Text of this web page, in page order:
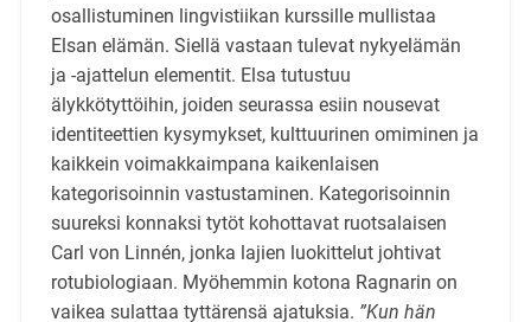
osallistuminen lingvistiikan kurssille mullistaa
Elsan elämän. Siellä vastaan tulevat nykyelämän
ja -ajattelun elementit. Elsa tutustuu
älykkötyttöihin, joiden seurassa esiin nousevat
identiteettien kysymykset, kulttuurinen omiminen ja
kaikkein voimakkaimpana kaikenlaisen
kategorisoinnin vastustaminen. Kategorisoinnin
suureksi konnaksi tytöt kohottavat ruotsalaisen
Carl von Linnén, jonka lajien luokittelut johtivat
rotubiologiaan. Myöhemmin kotona Ragnarin on
vaikea sulattaa tyttärensä ajatuksia. ”Kun hän